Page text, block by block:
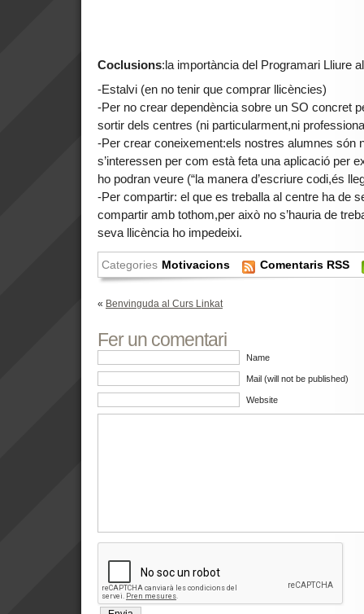
Coclusions:la importància del Programari Lliure
-Estalvi (en no tenir que comprar llicències)
-Per no crear dependència sobre un SO concret
sortir dels centres (ni particularment,ni
-Per crear coneixement:els nostres alumnes són
s’interessen per com està feta una aplicació per
ho podran veure (“la manera d’escriure codi,és
-Per compartir: el que es treballa al centre ha de
compartir amb tothom,per això no s’hauria de
seva llicència ho impedeixi.
Categories Motivacions Comentaris RSS
« Benvinguda al Curs Linkat
Fer un comentari
Name
Mail (will not be published)
Website